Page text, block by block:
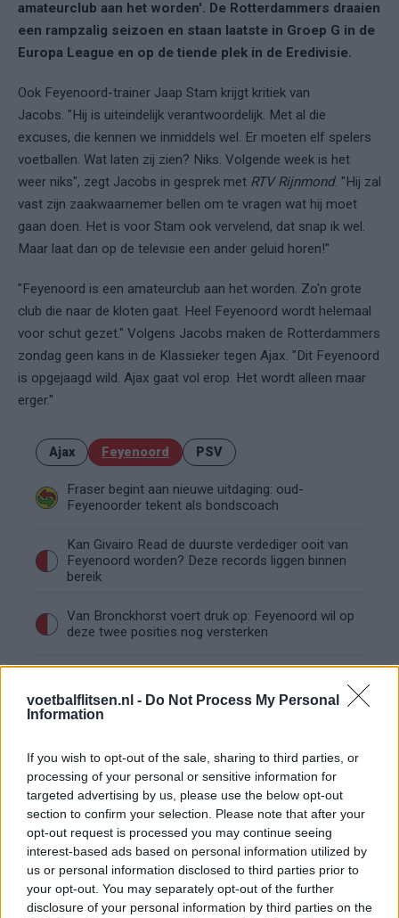
voetbalflitsen.nl - Do Not Process My Personal
Information
If you wish to opt-out of the sale, sharing to third parties, or
processing of your personal or sensitive information for
targeted advertising by us, please use the below opt-out
section to confirm your selection. Please note that after your
opt-out request is processed you may continue seeing
interest-based ads based on personal information utilized by
us or personal information disclosed to third parties prior to
your opt-out. You may separately opt-out of the further
disclosure of your personal information by third parties on the
amateurclub aan het worden'. De Rotterdammers draaien
een rampzalig seizoen en staan laatste in Groep G in de
Europa League en op de tiende plek in de Eredivisie.
Ook Feyenoord-trainer Jaap Stam krijgt kritiek van
Jacobs. "Hij is uiteindelijk verantwoordelijk. Met al die
excuses, die kennen we inmiddels wel. Er moeten elf spelers
voetballen. Wat laten zij zien? Niks. Volgende week is het
weer niks", zegt Jacobs in gesprek met RTV Rijnmond. "Hij zal
vast zijn zaakwaarnemer bellen om te vragen wat hij moet
gaan doen. Het is voor Stam ook vervelend, dat snap ik wel.
Maar laat dan op de televisie een ander geluid horen!"
"Feyenoord is een amateurclub aan het worden. Zo'n grote
club die naar de kloten gaat. Heel Feyenoord wordt helemaal
voor schut gezet." Volgens Jacobs maken de Rotterdammers
zondag geen kans in de Klassieker tegen Ajax. "Dit Feyenoord
is opgejaagd wild. Ajax gaat vol erop. Het wordt alleen maar
erger."
Ajax Feyenoord PSV
Fraser begint aan nieuwe uitdaging: oud-
Feyenoorder tekent als bondscoach
Kan Givairo Read de duurste verdediger ooit van
Feyenoord worden? Deze records liggen binnen
bereik
Van Bronckhorst voert druk op: Feyenoord wil op
deze twee posities nog versterken
Sauer naar Stuttgart bijna rond
en Hadj Moussa mogen vertrekken
Feyenoord sluit voorbereiding bijna af: dit staat
er nog op het programma
Shaqueel van Persie ontkracht geruchten over
keuze voor Marokko